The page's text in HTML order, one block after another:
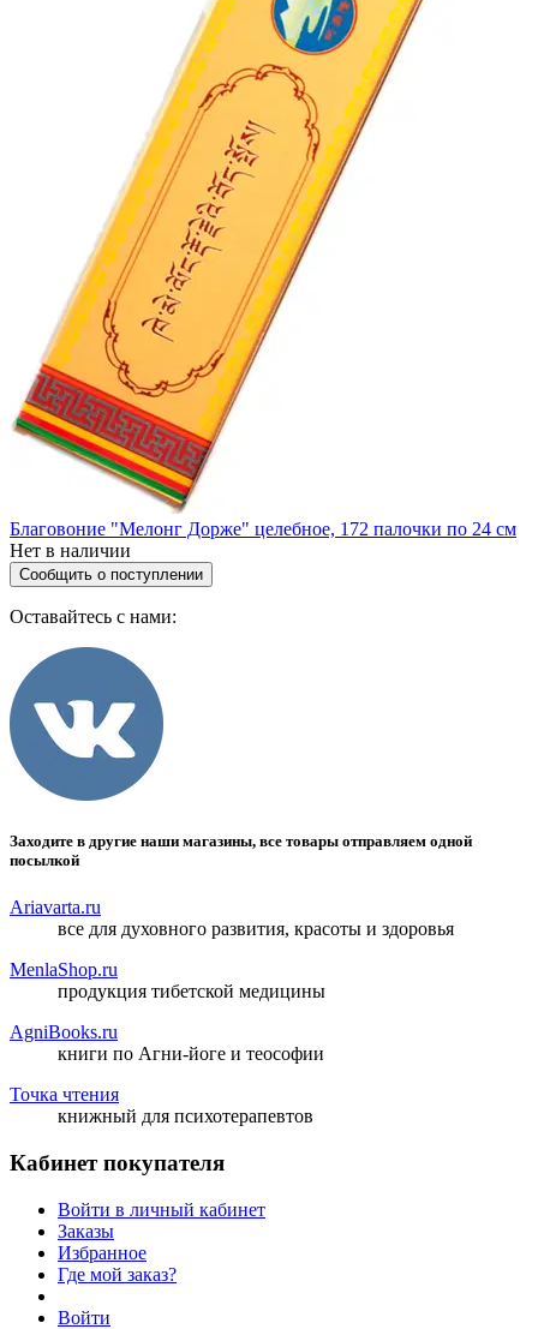
Благовоние "Мелонг Дорже" целебное, 172 палочки по 24 см
Нет в наличии
Сообщить о поступлении
Оставайтесь с нами:
Заходите в другие наши магазины, все товары отправляем одной
посылкой
Ariavarta.ru
все для духовного развития, красоты и здоровья
MenlaShop.ru
продукция тибетской медицины
AgniBooks.ru
книги по Агни-йоге и теософии
Точка чтения
книжный для психотерапевтов
Кабинет покупателя
Войти в личный кабинет
Заказы
Избранное
Где мой заказ?
Войти